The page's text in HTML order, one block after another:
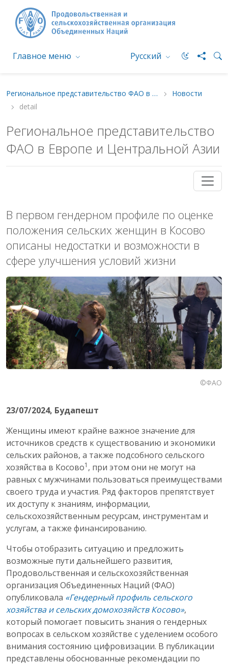
Главное меню Русский
Региональное представительство ФАО в Европе и Центральной Азии
Новости
detail
Региональное представительство
ФАО в Европе и Центральной Азии
В первом гендерном профиле по оценке
положения сельских женщин в Косово
описаны недостатки и возможности в
сфере улучшения условий жизни
©ФАО
23/07/2024, Будапешт
Женщины имеют крайне важное значение для
источников средств к существованию и экономики
сельских районов, а также подсобного сельского
хозяйства в Косово1 , при этом они не могут на
равных с мужчинами пользоваться преимуществами
своего труда и участия. Ряд факторов препятствует
их доступу к знаниям, информации,
сельскохозяйственным ресурсам, инструментам и
услугам, а также финансированию.
Чтобы отобразить ситуацию и предложить
возможные пути дальнейшего развития,
Продовольственная и сельскохозяйственная
организация Объединенных Наций (ФАО)
опубликовала «Гендерный профиль сельского
хозяйства и сельских домохозяйств Косово»,
который помогает повысить знания о гендерных
вопросах в сельском хозяйстве с уделением особого
внимания состоянию цифровизации. В публикации
представлены обоснованные рекомендации по